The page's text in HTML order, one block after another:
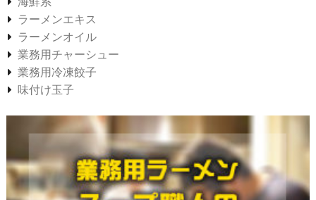
ラーメンエキス
ラーメンオイル
業務用チャーシュー
業務用冷凍餃子
味付け玉子